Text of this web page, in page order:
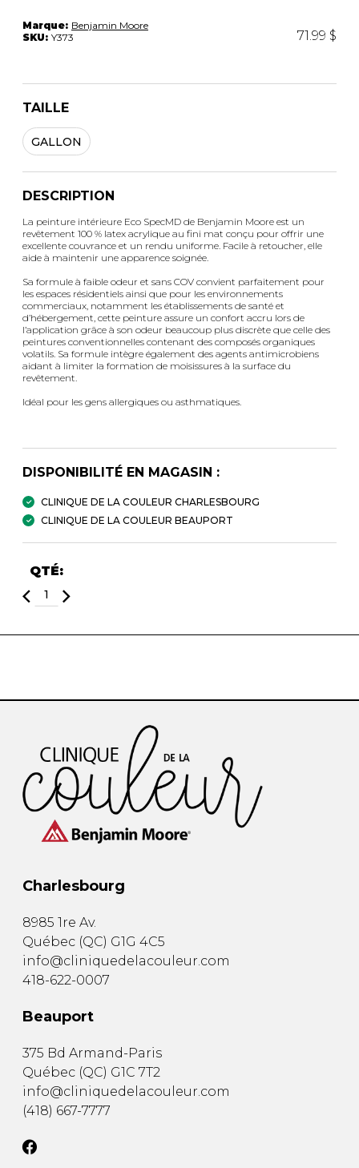
Marque: Benjamin Moore
SKU: Y373 71.99 $
TAILLE
GALLON
DESCRIPTION
La peinture intérieure Eco SpecMD de Benjamin Moore est un
revêtement 100 % latex acrylique au fini mat conçu pour offrir une
excellente couvrance et un rendu uniforme. Facile à retoucher, elle
aide à maintenir une apparence soignée.
Sa formule à faible odeur et sans COV convient parfaitement pour
les espaces résidentiels ainsi que pour les environnements
commerciaux, notamment les établissements de santé et
d’hébergement, cette peinture assure un confort accru lors de
l’application grâce à son odeur beaucoup plus discrète que celle des
peintures conventionnelles contenant des composés organiques
volatils. Sa formule intègre également des agents antimicrobiens
aidant à limiter la formation de moisissures à la surface du
revêtement.
Idéal pour les gens allergiques ou asthmatiques.
DISPONIBILITÉ EN MAGASIN :
CLINIQUE DE LA COULEUR CHARLESBOURG
CLINIQUE DE LA COULEUR BEAUPORT
QTÉ:
Charlesbourg
8985 1re Av.
Québec (QC) G1G 4C5
info@cliniquedelacouleur.com
418-622-0007
Beauport
375 Bd Armand-Paris
Québec (QC) G1C 7T2
info@cliniquedelacouleur.com
(418) 667-7777